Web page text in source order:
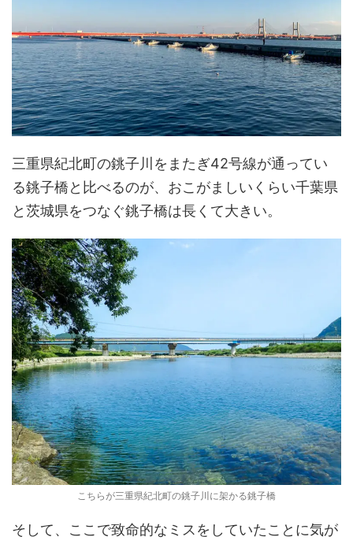
三重県紀北町の銚子川をまたぎ42号線が通ってい
る銚子橋と比べるのが、おこがましいくらい千葉県
と茨城県をつなぐ銚子橋は長くて大きい。
こちらが三重県紀北町の銚子川に架かる銚子橋
そして、ここで致命的なミスをしていたことに気が